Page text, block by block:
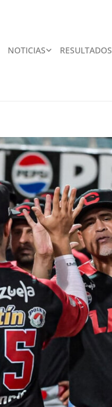
NOTICIAS RESULTADOS